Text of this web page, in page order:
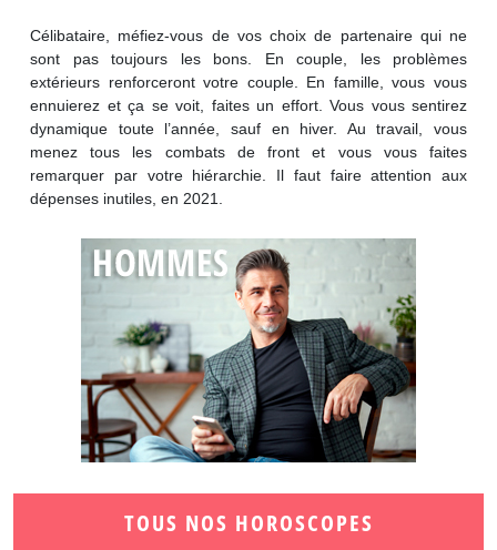
TOUS NOS HOROSCOPES
Célibataire, méfiez-vous de vos choix de partenaire qui ne
sont pas toujours les bons. En couple, les problèmes
extérieurs renforceront votre couple. En famille, vous vous
ennuierez et ça se voit, faites un effort. Vous vous sentirez
dynamique toute l’année, sauf en hiver. Au travail, vous
menez tous les combats de front et vous vous faites
remarquer par votre hiérarchie. Il faut faire attention aux
dépenses inutiles, en 2021.